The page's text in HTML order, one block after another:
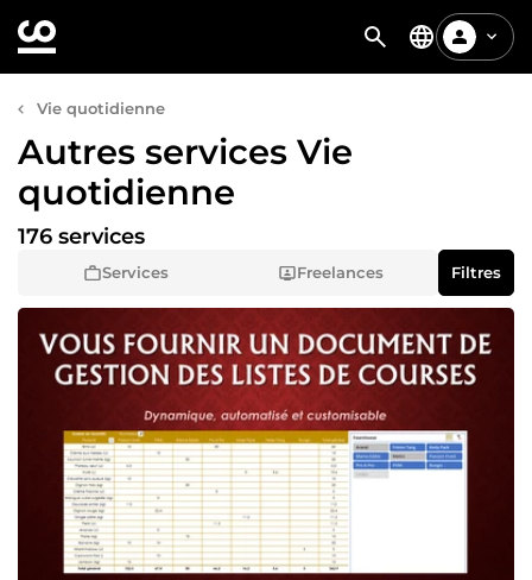
Vie quotidienne
Autres services Vie
quotidienne
Services Freelances
176 services
Filtres